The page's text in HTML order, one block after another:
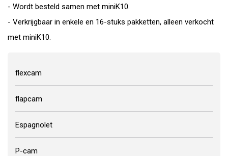
- Wordt besteld samen met miniK10.
- Verkrijgbaar in enkele en 16-stuks pakketten, alleen verkocht
met miniK10.
flexcam
flapcam
Espagnolet
P-cam